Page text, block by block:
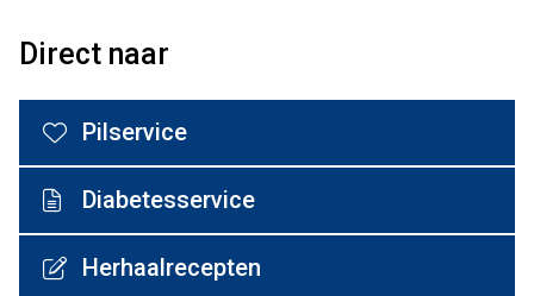
Direct naar
Pilservice
Diabetesservice
Herhaalrecepten